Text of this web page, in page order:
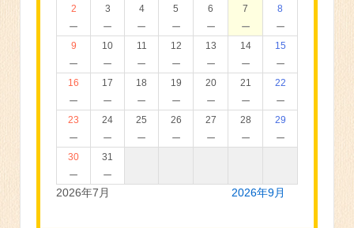
2
－
3
－
4
－
5
－
6
－
7
－
8
－
9
－
10
－
11
－
12
－
13
－
14
－
15
－
16
－
17
－
18
－
19
－
20
－
21
－
22
－
23
－
24
－
25
－
26
－
27
－
28
－
29
－
30
－
31
－
2026年7月 2026年9月